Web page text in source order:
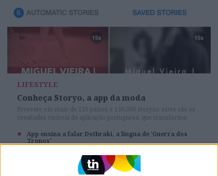
LIFESTYLE
Conheça Storyo, a app da moda
Presente em mais de 120 países e 150.000 storyos: estes são os
resultados visíveis da aplicação portuguesa, que transforma
App ensina a falar Dothraki, a língua de 'Guerra dos
Tronos'